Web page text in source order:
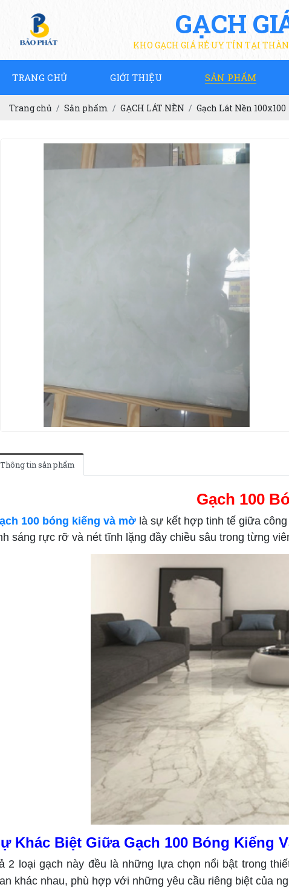
GẠCH
KHO GẠCH GIÁ RẺ UY TÍN TẠI
TRANG CHỦ GIỚI THIỆU SẢN PHẨM
Trang chủ Sản phẩm GẠCH LÁT NỀN Gạch Lát Nền 100x100
Thông tin sản phẩm
Gạch 100
100 bóng kiếng và mờ là sự kết hợp tinh tế giữa
sáng rực rỡ và nét tĩnh lặng đầy chiều sâu trong từng
Khác Biệt Giữa Gạch 100 Bóng Kiếng
2 loại gạch này đều là những lựa chọn nổi bật trong
khác nhau, phù hợp với những yêu cầu riêng biệt của